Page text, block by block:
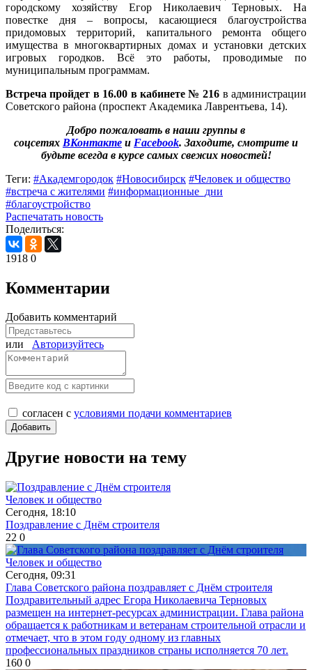
городскому хозяйству Егор Николаевич Терновых. На
повестке дня – вопросы, касающиеся благоустройства
придомовых территорий, капитального ремонта общего
имущества в многоквартирных домах и установки детских
игровых городков. Всё это работы, проводимые по
муниципальным программам.
Встреча пройдет в 16.00 в кабинете № 216 в администрации
Советского района (проспект Академика Лаврентьева, 14).
Добро пожаловать в наши группы в
соцсетях ВКонтакте и Facebook. Заходите, смотрите и
будьте всегда в курсе самых свежих новостей!
Теги: #Академгородок #Новосибирск #Человек и общество
#встреча с жителями #информационные_дни
#благоустройство
Распечатать новость
Поделиться:
1918 0
Комментарии
Добавить комментарий
или Авторизуйтесь
согласен с условиями подачи комментариев
Другие новости на тему
Человек и общество
Сегодня, 18:10
Поздравление с Днём строителя
22 0
Человек и общество
Сегодня, 09:31
Глава Советского района поздравляет с Днём строителя
Поздравительный адрес Егора Николаевича Терновых
размещен на интернет-ресурсах администрации. Глава района
обращается к работникам и ветеранам строительной отрасли и
отмечает, что в этом году одному из главных
профессиональных праздников страны исполняется 70 лет.
160 0